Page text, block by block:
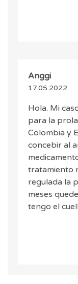
Anggi
17.05.2022
Hola. Mi
para la
Colombia y
concebir al
tratamiento
regulada la
meses
tengo el